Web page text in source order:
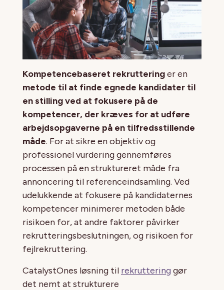
Kompetencebaseret rekrutteringer en
metode til at finde egnede kandidater til
en stilling ved at fokusere på de
kompetencer, der kræves for at udføre
arbejdsopgaverne på en tilfredsstillende
måde. For at sikre en objektiv og
professionel vurdering gennemføres
processen på en struktureret måde fra
annoncering til referenceindsamling. Ved
udelukkende at fokusere på kandidaternes
kompetencer minimerer metoden både
risikoen for, at andre faktorer påvirker
rekrutteringsbeslutningen, og risikoen for
fejlrekruttering.
CatalystOnes løsning til rekruttering gør
det nemt at strukturere